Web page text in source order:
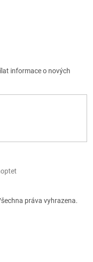
informace o nových
práva vyhrazena.